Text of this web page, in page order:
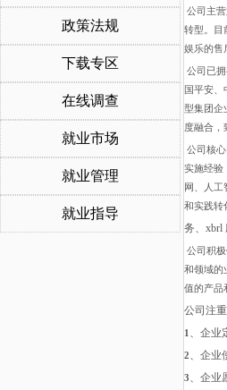
政策法规
下载专区
在线调查
就业市场
就业管理
就业指导
公司主
转型。目
娱乐的售
公司已
国平安
型集团企
度融合，
公司核
实施经验
网、人工
和实践转
务、 xbrl
公司积
和领域的
值的产品
公司注
1 、企业
2、企业
3、企业